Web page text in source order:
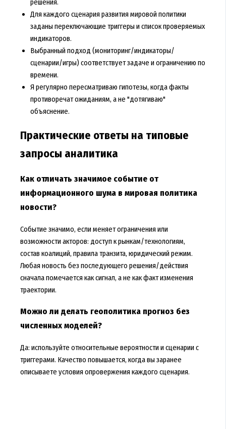
решения.
Для каждого сценария развития мировой политики
заданы переключающие триггеры и список проверяемых
индикаторов.
Выбранный подход (мониторинг/индикаторы/
сценарии/игры) соответствует задаче и ограничению по
времени.
Я регулярно пересматриваю гипотезы, когда факты
противоречат ожиданиям, а не "дотягиваю"
объяснение.
Практические ответы на типовые
запросы аналитика
Как отличать значимое событие от
информационного шума в мировая политика
новости?
Событие значимо, если меняет ограничения или
возможности акторов: доступ к рынкам/технологиям,
состав коалиций, правила транзита, юридический режим.
Любая новость без последующего решения/действия
сначала помечается как сигнал, а не как факт изменения
траектории.
Можно ли делать геополитика прогноз без
численных моделей?
Да: используйте относительные вероятности и сценарии с
триггерами. Качество повышается, когда вы заранее
описываете условия опровержения каждого сценария.